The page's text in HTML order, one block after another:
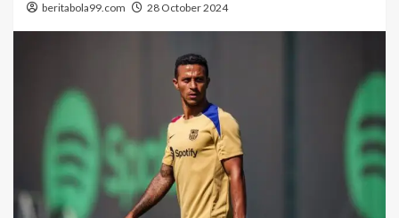
beritabola99.com 28 October 2024